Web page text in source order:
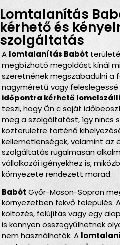
Lomtalanítás
kérhető és
szolgáltatás
A lomtalanítás Babót
megbízható megoldást kínál
szeretnének megszabadulni a
nagyméretű vagy feleslegessé
időpontra kérhető
teszi, hogy Ön a saját
meg a szolgáltatást, így nincs
közterületre történő
kellemetlenségek, valamint az
szolgáltatás rugalmasan
vállalkozói igényekhez is,
környezete rendezett marad.
Babót Győr-Moson-Sopron
környezetben fekvő település.
költözés, felújítás vagy egy
is könnyen összegyűlhetnek
nem használhatók. A